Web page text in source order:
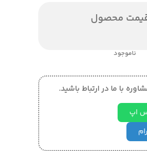
محصول
ناموجود
با ما در ارتباط باشید.
اپ